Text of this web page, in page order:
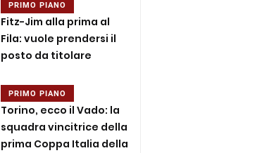
PRIMO PIANO
Fitz-Jim alla prima al
Fila: vuole prendersi il
posto da titolare
PRIMO PIANO
Torino, ecco il Vado: la
squadra vincitrice della
prima Coppa Italia della